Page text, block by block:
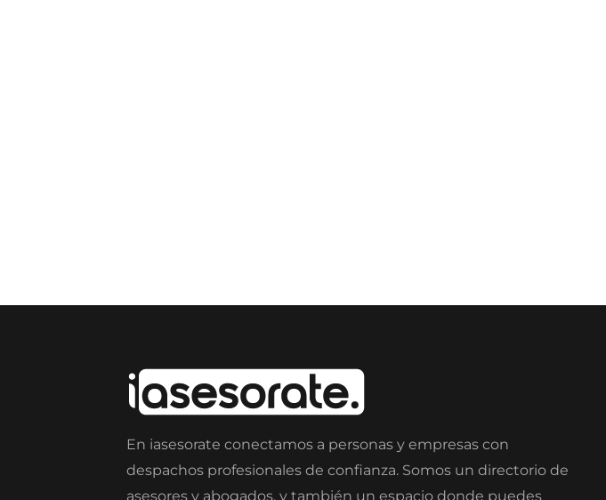
En iasesorate conectamos a personas y empresas con
despachos profesionales de confianza. Somos un directorio de
asesores y abogados, y también un espacio donde puedes